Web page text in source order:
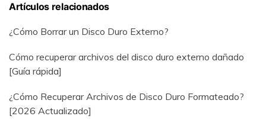
Artículos relacionados
¿Cómo Borrar un Disco Duro Externo?
Cómo recuperar archivos del disco duro externo dañado
[Guía rápida]
¿Cómo Recuperar Archivos de Disco Duro Formateado?
[2026 Actualizado]